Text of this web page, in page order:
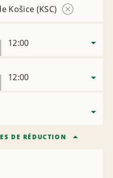
Košice (KSC)
12:00
12:00
DE RÉDUCTION